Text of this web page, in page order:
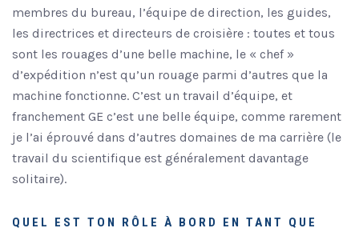
membres du bureau, l’équipe de direction, les guides,
les directrices et directeurs de croisière : toutes et tous
sont les rouages d’une belle machine, le « chef »
d’expédition n’est qu’un rouage parmi d’autres que la
machine fonctionne. C’est un travail d’équipe, et
franchement GE c’est une belle équipe, comme rarement
je l’ai éprouvé dans d’autres domaines de ma carrière (le
travail du scientifique est généralement davantage
solitaire).
QUEL EST TON RÔLE À BORD EN TANT QUE